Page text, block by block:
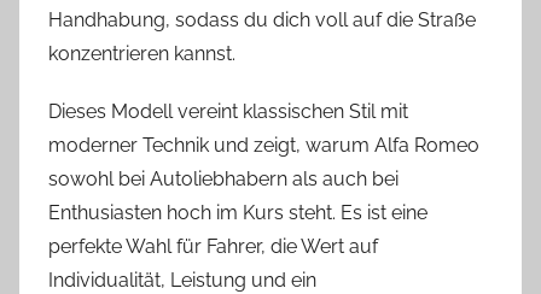
Handhabung, sodass du dich voll auf die Straße
konzentrieren kannst.
Dieses Modell vereint klassischen Stil mit
moderner Technik und zeigt, warum Alfa Romeo
sowohl bei Autoliebhabern als auch bei
Enthusiasten hoch im Kurs steht. Es ist eine
perfekte Wahl für Fahrer, die Wert auf
Individualität, Leistung und ein